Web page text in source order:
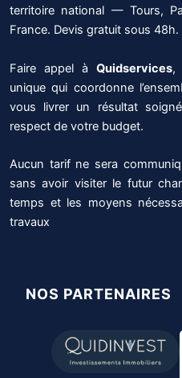
territoire national — Tours,
France. Devis gratuit sous 48h.
Faire appel à Quidservices,
unique qui coordonne
vous livrer un résultat
respect de votre budget.
Aucun tarif ne sera
sans avoir visiter le futur
temps et les moyens
travaux
NOS PARTENAIRES